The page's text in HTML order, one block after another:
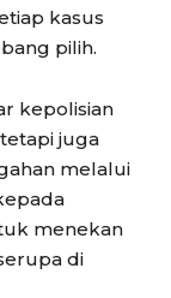
kasus
pilih.
kepolisian
juga
melalui
menekan
di